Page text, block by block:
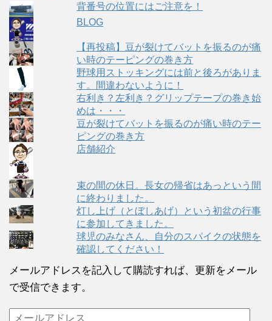
背番号の位置にはご注意を！
BLOG
【再投稿】豆が裂けてバットを振るのが痛
い時のテーピングの巻き方
野球用ストッキングには前と後ろがありま
す。間違わないように！
右利き？左利き？グリップテープの巻き始
めは・・・
豆が裂けてバットを振るのが痛い時のテー
ピングの巻き方
店舗紹介
束の間の休日。長女の帰省はあっという間
に終わりました。
灯し上げ（とぼしあげ）という初盆の行事
に参加してきました。
球児のみなさん、自分のスパイクの状態を
確認してください！
メールアドレスを記入して購読すれば、更新をメール
で受信できます。